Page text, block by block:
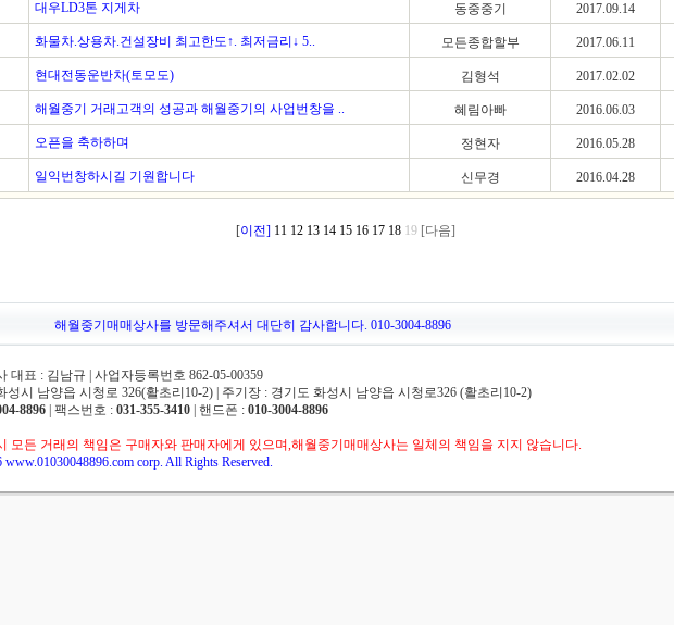
대우LD3톤 지게차 동중중기 2017.09.14
화물차.상용차.건설장비 최고한도↑. 최저금리↓ 5.. 모든종합할부 2017.06.11
현대전동운반차(토모도) 김형석 2017.02.02
해월중기 거래고객의 성공과 해월중기의 사업번창을 .. 혜림아빠 2016.06.03
오픈을 축하하며 정현자 2016.05.28
일익번창하시길 기원합니다 신무경 2016.04.28
[이전] 11 12 13 14 15 16 17 18 19 [다음]
해월중기매매상사를 방문해주셔서 대단히 감사합니다. 010-3004-8896
대표 : 김남규 | 사업자등록번호 862-05-00359
성시 남양읍 시청로 326(활초리10-2) | 주기장 : 경기도 화성시 남양읍 시청로326 (활초리10-2)
8896 | 팩스번호 : 031-355-3410 | 핸드폰 : 010-3004-8896
모든 거래의 책임은 구매자와 판매자에게 있으며,해월중기매매상사는 일체의 책임을 지지 않습니다.
corp. All Rights Reserved.